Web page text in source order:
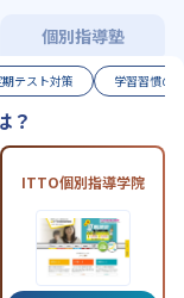
個別指導塾
テスト対策 学習習慣の
？
ITTO個別指導学院